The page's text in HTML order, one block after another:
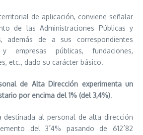
de aplicación, conviene señalar
de las Administraciones Públicas y
además de a sus correspondientes
empresas públicas, fundaciones,
etc., dado su carácter básico.
de Alta Dirección experimenta un
por encima del 1% (del 3,4%).
destinada al personal de alta dirección
del 3´4% pasando de 612´82